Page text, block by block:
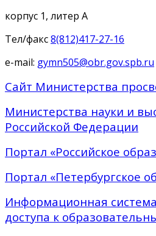
корпус 1, литер А
Тел/факс8(812)417-27-16
e-mail: gymn505@obr.gov.spb.ru
Сайт Министерства
Министерства науки и
Российской Федерации
Портал «Российское
Портал «Петербургское
Информационная
доступа к